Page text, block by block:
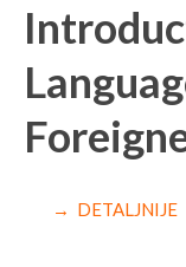
→ DETALJNIJE